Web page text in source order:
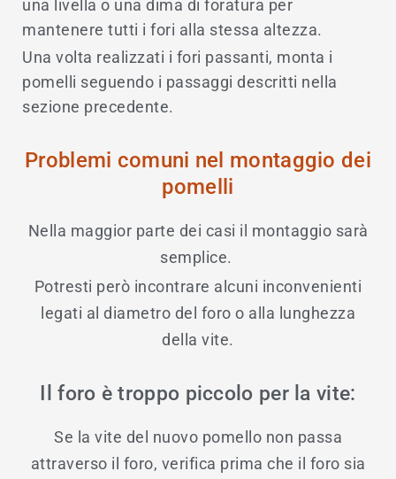
una livella o una dima di foratura per
mantenere tutti i fori alla stessa altezza.
Una volta realizzati i fori passanti, monta i
pomelli seguendo i passaggi descritti nella
sezione precedente.
Problemi comuni nel montaggio dei
pomelli
Nella maggior parte dei casi il montaggio sarà
semplice.
Potresti però incontrare alcuni inconvenienti
legati al diametro del foro o alla lunghezza
della vite.
Il foro è troppo piccolo per la vite:
Se la vite del nuovo pomello non passa
attraverso il foro, verifica prima che il foro sia